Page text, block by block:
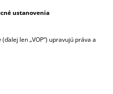
ustanovenia
len „VOP“) upravujú práva a